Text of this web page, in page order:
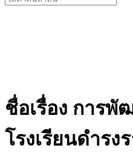
for:
ชื่อเรื่อง การ
โรงเรียนดำรง